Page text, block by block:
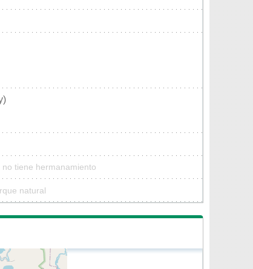
tiene hermanamiento
natural